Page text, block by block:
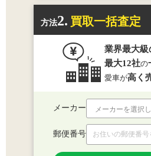
方法2. 買取一括査定
業界最大級
最大12社の
愛車が高く
メーカー
郵便番号